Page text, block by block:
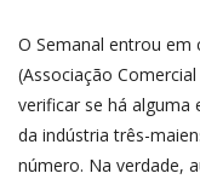
O Semanal entrou
(Associação
verificar se há alguma
da indústria três-
número. Na verdade,